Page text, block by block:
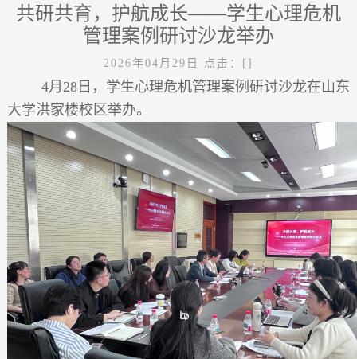
共研共育，护航成长——学生心理危机
管理案例研讨沙龙举办
2026年04月29日 点击：[ ]
4月28日，学生心理危机管理案例研讨沙龙在山东
大学洪家楼校区举办。